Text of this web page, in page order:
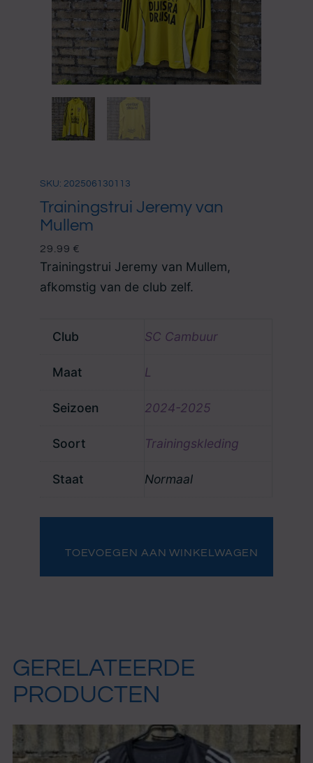
SKU: 202506130113
Trainingstrui Jeremy van
Mullem
29.99 €
Trainingstrui Jeremy van Mullem,
afkomstig van de club zelf.
Club SC Cambuur
Maat L
Seizoen 2024-2025
Soort Trainingskleding
Staat Normaal
van
aantal
TOEVOEGEN AAN WINKELWAGEN
GERELATEERDE
PRODUCTEN